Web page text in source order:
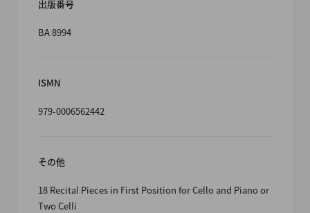
出版番号
BA 8994
ISMN
979-0006562442
その他
18 Recital Pieces in First Position for Cello and Piano or
Two Celli